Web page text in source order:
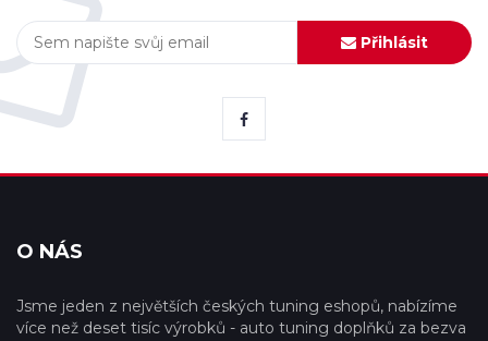
Přihlásit
O NÁS
Jsme jeden z největších českých tuning eshopů, nabízíme
více než deset tisíc výrobků - auto tuning doplňků za bezva